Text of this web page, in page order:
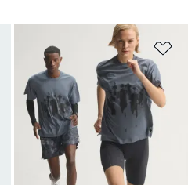
เพิ่มไปยังรายการสินค้าโปรด